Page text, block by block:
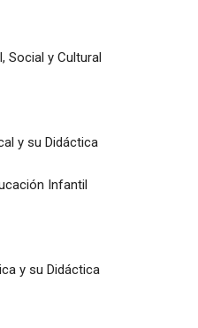
Social y Cultural
y su Didáctica
Infantil
y su Didáctica